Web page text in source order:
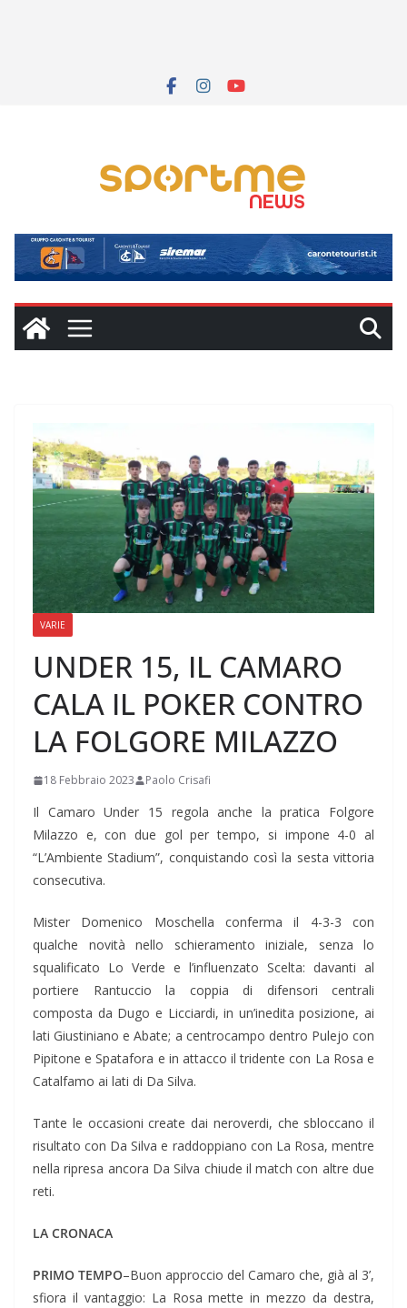
VARIE
UNDER 15, IL CAMARO
CALA IL POKER CONTRO
LA FOLGORE MILAZZO
18 Febbraio 2023 Paolo Crisafi
Il Camaro Under 15 regola anche la pratica Folgore
Milazzo e, con due gol per tempo, si impone 4-0 al
“L’Ambiente Stadium”, conquistando così la sesta vittoria
consecutiva.
Mister Domenico Moschella conferma il 4-3-3 con
qualche novità nello schieramento iniziale, senza lo
squalificato Lo Verde e l’influenzato Scelta: davanti al
portiere Rantuccio la coppia di difensori centrali
composta da Dugo e Licciardi, in un’inedita posizione, ai
lati Giustiniano e Abate; a centrocampo dentro Pulejo con
Pipitone e Spatafora e in attacco il tridente con La Rosa e
Catalfamo ai lati di Da Silva.
Tante le occasioni create dai neroverdi, che sbloccano il
risultato con Da Silva e raddoppiano con La Rosa, mentre
nella ripresa ancora Da Silva chiude il match con altre due
reti.
LA CRONACA
PRIMO TEMPO–Buon approccio del Camaro che, già al 3’,
sfiora il vantaggio: La Rosa mette in mezzo da destra,